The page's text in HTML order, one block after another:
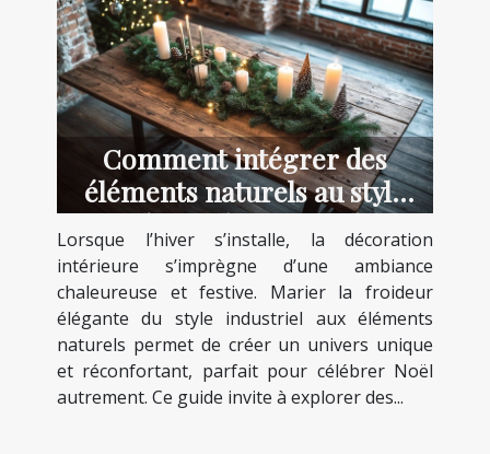
Comment intégrer des
éléments naturels au style
industriel pour Noël ?
Lorsque l’hiver s’installe, la décoration
intérieure s’imprègne d’une ambiance
chaleureuse et festive. Marier la froideur
élégante du style industriel aux éléments
naturels permet de créer un univers unique
et réconfortant, parfait pour célébrer Noël
autrement. Ce guide invite à explorer des...